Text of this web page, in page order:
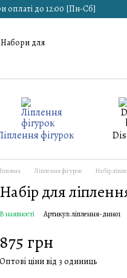
оплаті до 12:00 [Пн-Сб]
фігурок
Головна Ліплення фігурок Набір
Набір для
В наявності Артикул: ліплення-дино1
875 грн
Оптові ціни від 3 одиниць